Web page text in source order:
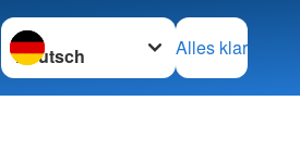
Sprache wechseln zu
Alles klar